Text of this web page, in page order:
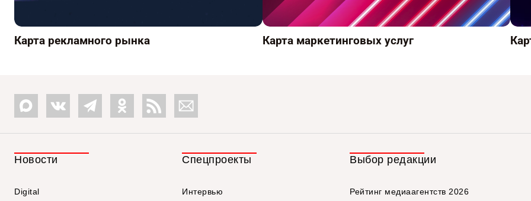
Карта рекламного рынка Карта маркетинговых услуг
Новости
Digital
Спецпроекты
Интервью
Выбор редакции
Рейтинг медиаагентств 2026